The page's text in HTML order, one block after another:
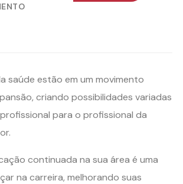
saúde estão em um movimento
criando possibilidades variadas
para o profissional da
continuada na sua área é uma
na carreira, melhorando suas